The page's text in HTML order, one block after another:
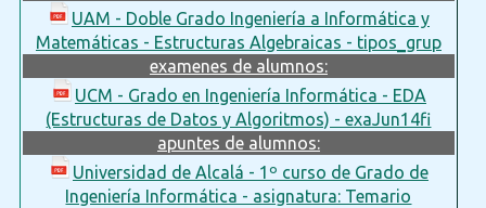
UAM - Doble Grado Ingeniería a Informática y
Matemáticas - Estructuras Algebraicas - tipos_grup
examenes de alumnos:
UCM - Grado en Ingeniería Informática - EDA
(Estructuras de Datos y Algoritmos) - exaJun14fi
apuntes de alumnos:
Universidad de Alcalá - 1º curso de Grado de
Ingeniería Informática - asignatura: Temario